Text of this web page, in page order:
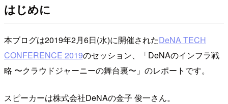
はじめに
本ブログは2019年2月6日(水)に開催されたDeNA TECH
CONFERENCE 2019のセッション、「DeNAのインフラ戦
略 〜クラウドジャーニーの舞台裏〜」のレポートです。
スピーカーは株式会社DeNAの金子 俊一さん。